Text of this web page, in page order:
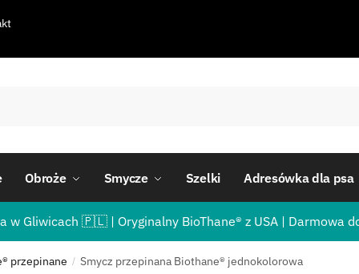
Obroże Smycze Szelki Adresówka dla psa
w Gliwicach 🇵🇱 | Oryginalny BioThane® z USA | Darmowa
przepinane / Smycz przepinana Biothane® jednokolorowa